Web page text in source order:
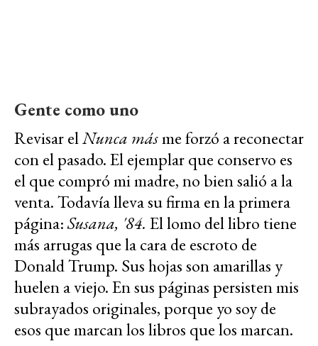
Gente como uno
Revisar elNunca másme forzó a reconectar
con el pasado. El ejemplar que conservo es
el que compró mi madre, no bien salió a la
venta. Todavía lleva su firma en la primera
página:Susana, '84. El lomo del libro tiene
más arrugas que la cara de escroto de
Donald Trump. Sus hojas son amarillas y
huelen a viejo. En sus páginas persisten mis
subrayados originales, porque yo soy de
esos que marcan los libros que los marcan.